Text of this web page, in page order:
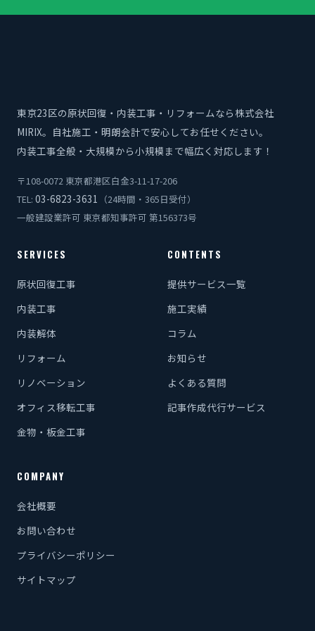
東京23区の原状回復・内装工事・リフォームなら株式会社
MIRIX。自社施工・明朗会計で安心してお任せください。
内装工事全般・大規模から小規模まで幅広く対応します！
〒108-0072 東京都港区白金3-11-17-206
TEL: 03-6823-3631 （24時間・365日受付）
一般建設業許可 東京都知事許可 第156373号
SERVICES
原状回復工事
内装工事
内装解体
リフォーム
リノベーション
オフィス移転工事
金物・板金工事
CONTENTS
提供サービス一覧
施工実績
コラム
お知らせ
よくある質問
記事作成代行サービス
COMPANY
会社概要
お問い合わせ
プライバシーポリシー
サイトマップ